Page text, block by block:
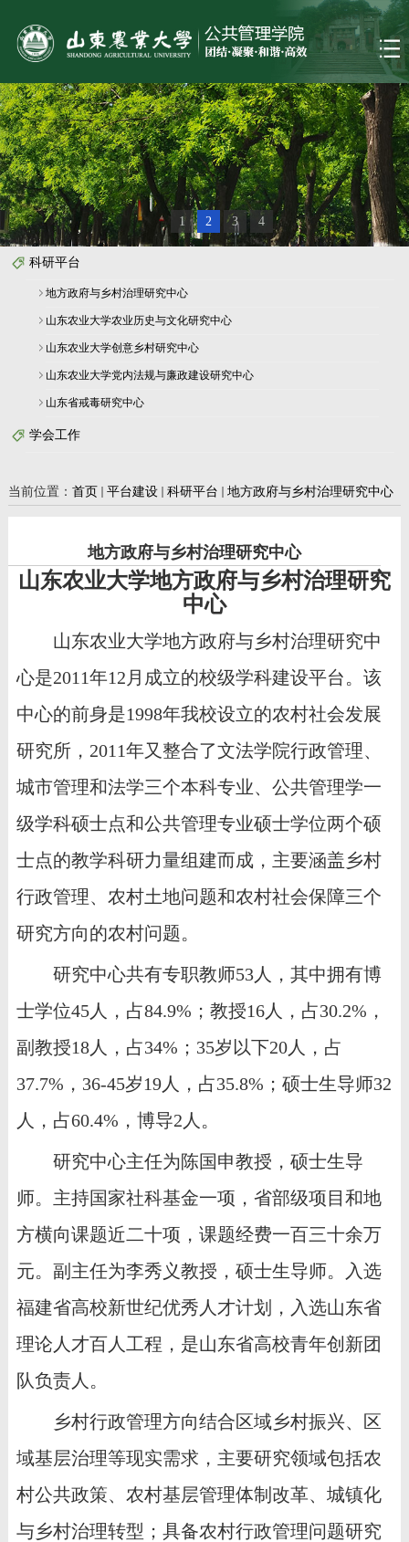
1 2 3 4
科研平台
地方政府与乡村治理研究中心
山东农业大学农业历史与文化研究中心
山东农业大学创意乡村研究中心
山东农业大学党内法规与廉政建设研究中心
山东省戒毒研究中心
学会工作
当前位置： 首页 平台建设 科研平台 地方政府与乡村治理研究中心
地方政府与乡村治理研究中心
山东农业大学地方政府与乡村治理研究
中心
山东农业大学地方政府与乡村治理研究中
心是2011年12月成立的校级学科建设平台。该
中心的前身是1998年我校设立的农村社会发展
研究所， 2011年又整合了文法学院行政管理、
城市管理和法学三个本科专业、公共管理学一
级学科硕士点和公共管理专业硕士学位两个硕
士点的教学科研力量组建而成，主要涵盖乡村
行政管理、农村土地问题和农村社会保障三个
研究方向的农村问题。
研究中心共有专职教师53人，其中拥有博
士学位45人，占84.9%；教授16人，占30.2%，
副教授18人，占34%；35岁以下20人，占
37.7%，36-45岁19人，占35.8%；硕士生导师32
人，占60.4%，博导2人。
研究中心主任为陈国申教授，硕士生导
师。主持国家社科基金一项，省部级项目和地
方横向课题近二十项，课题经费一百三十余万
元。副主任为李秀义教授，硕士生导师。入选
福建省高校新世纪优秀人才计划，入选山东省
理论人才百人工程，是山东省高校青年创新团
队负责人。
乡村行政管理方向结合区域乡村振兴、区
域基层治理等现实需求，主要研究领域包括农
村公共政策、农村基层管理体制改革、城镇化
与乡村治理转型；具备农村行政管理问题研究